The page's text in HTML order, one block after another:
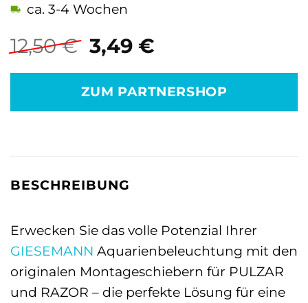
12,50€ Ursprünglicher
Preis
war:
12,50 €
3,49 €Aktueller
ist:
3,49 €.
ca. 3-4 Wochen
ZUM PARTNERSHOP
BESCHREIBUNG
Erwecken Sie das volle Potenzial Ihrer
GIESEMANN Aquarienbeleuchtung mit den
originalen Montageschiebern für PULZAR
und RAZOR – die perfekte Lösung für eine